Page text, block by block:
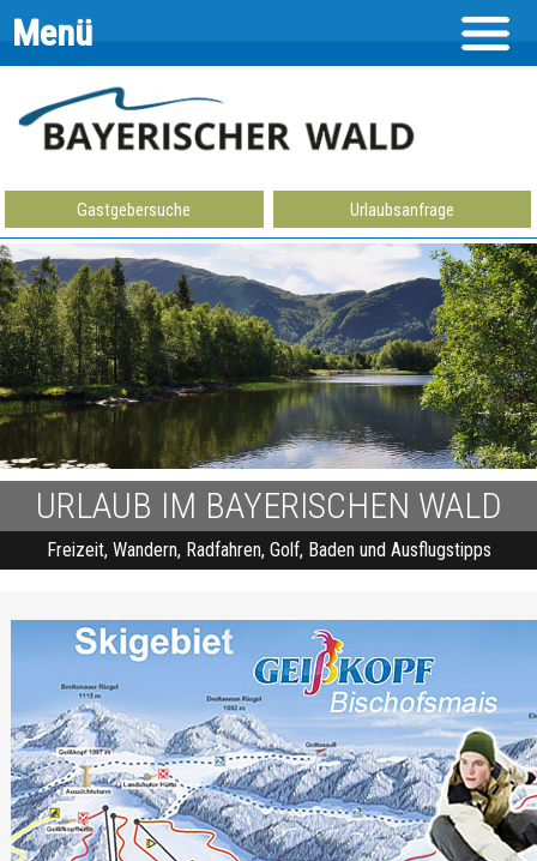
Gastgebersuche Urlaubsanfrage
URLAUB IM BAYERISCHEN WALD
Freizeit, Wandern, Radfahren, Golf, Baden und Ausflugstipps
Menü